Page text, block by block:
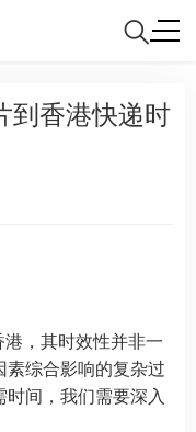
到香港快递时
，其时效性并非一
综合影响的复杂过
间，我们需要深入